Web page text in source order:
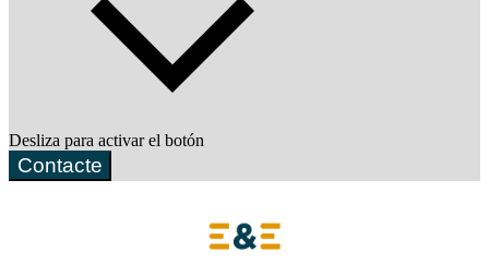
Desliza para activar el botón
Contacte